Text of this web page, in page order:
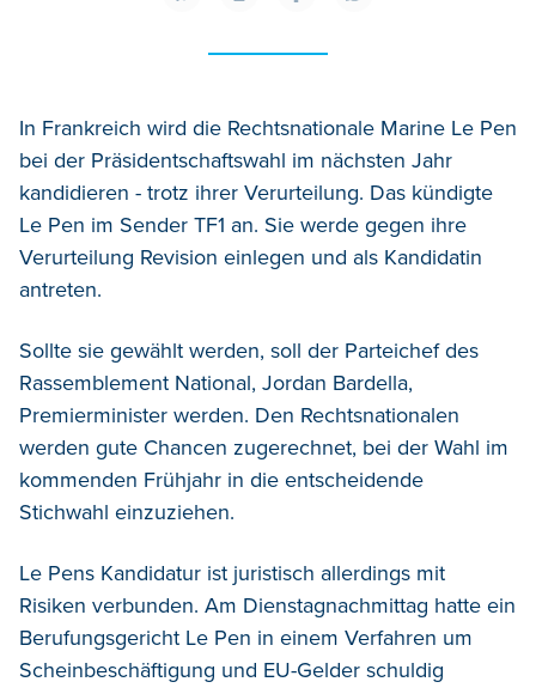
In Frankreich wird die Rechtsnationale Marine Le Pen
bei der Präsidentschaftswahl im nächsten Jahr
kandidieren - trotz ihrer Verurteilung. Das kündigte
Le Pen im Sender TF1 an. Sie werde gegen ihre
Verurteilung Revision einlegen und als Kandidatin
antreten.
Sollte sie gewählt werden, soll der Parteichef des
Rassemblement National, Jordan Bardella,
Premierminister werden. Den Rechtsnationalen
werden gute Chancen zugerechnet, bei der Wahl im
kommenden Frühjahr in die entscheidende
Stichwahl einzuziehen.
Le Pens Kandidatur ist juristisch allerdings mit
Risiken verbunden. Am Dienstagnachmittag hatte ein
Berufungsgericht Le Pen in einem Verfahren um
Scheinbeschäftigung und EU-Gelder schuldig